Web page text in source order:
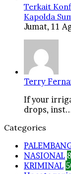
Terkait
Kapolda
Jumat, 11
Terry
If your
drops,
Categories
NASIONAL
KRIMINAL